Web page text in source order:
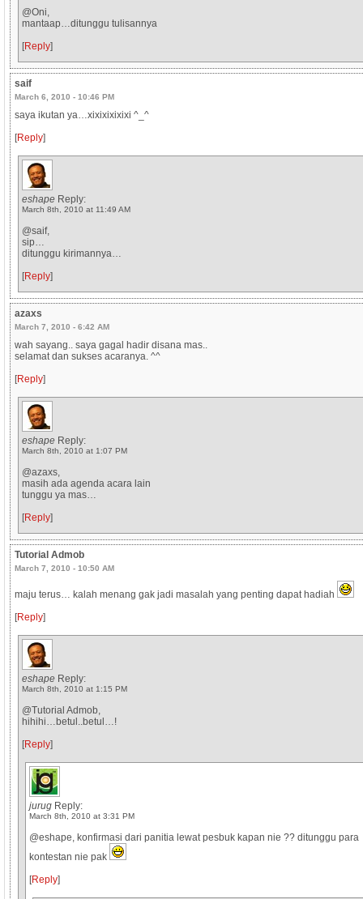
@Oni,
mantaap…ditunggu tulisannya
[Reply]
saif
March 6, 2010 - 10:46 PM
saya ikutan ya…xixixixixixi ^_^
[Reply]
eshape Reply:
March 8th, 2010 at 11:49 AM
@saif,
sip…
ditunggu kirimannya…
[Reply]
azaxs
March 7, 2010 - 6:42 AM
wah sayang.. saya gagal hadir disana mas..
selamat dan sukses acaranya. ^^
[Reply]
eshape Reply:
March 8th, 2010 at 1:07 PM
@azaxs,
masih ada agenda acara lain
tunggu ya mas…
[Reply]
Tutorial Admob
March 7, 2010 - 10:50 AM
maju terus… kalah menang gak jadi masalah yang penting dapat hadiah
[Reply]
eshape Reply:
March 8th, 2010 at 1:15 PM
@Tutorial Admob,
hihihi…betul..betul…!
[Reply]
jurug Reply:
March 8th, 2010 at 3:31 PM
@eshape, konfirmasi dari panitia lewat pesbuk kapan nie ?? ditunggu para
kontestan nie pak
[Reply]